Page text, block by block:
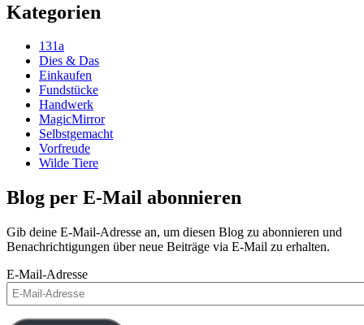
Kategorien
131a
Dies & Das
Einkaufen
Fundstücke
Handwerk
MagicMirror
Selbstgemacht
Vorfreude
Wilde Tiere
Blog per E-Mail abonnieren
Gib deine E-Mail-Adresse an, um diesen Blog zu abonnieren und
Benachrichtigungen über neue Beiträge via E-Mail zu erhalten.
E-Mail-Adresse